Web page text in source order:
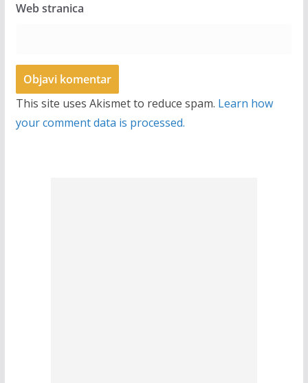
Web stranica
This site uses Akismet to reduce spam. Learn how
your comment data is processed.